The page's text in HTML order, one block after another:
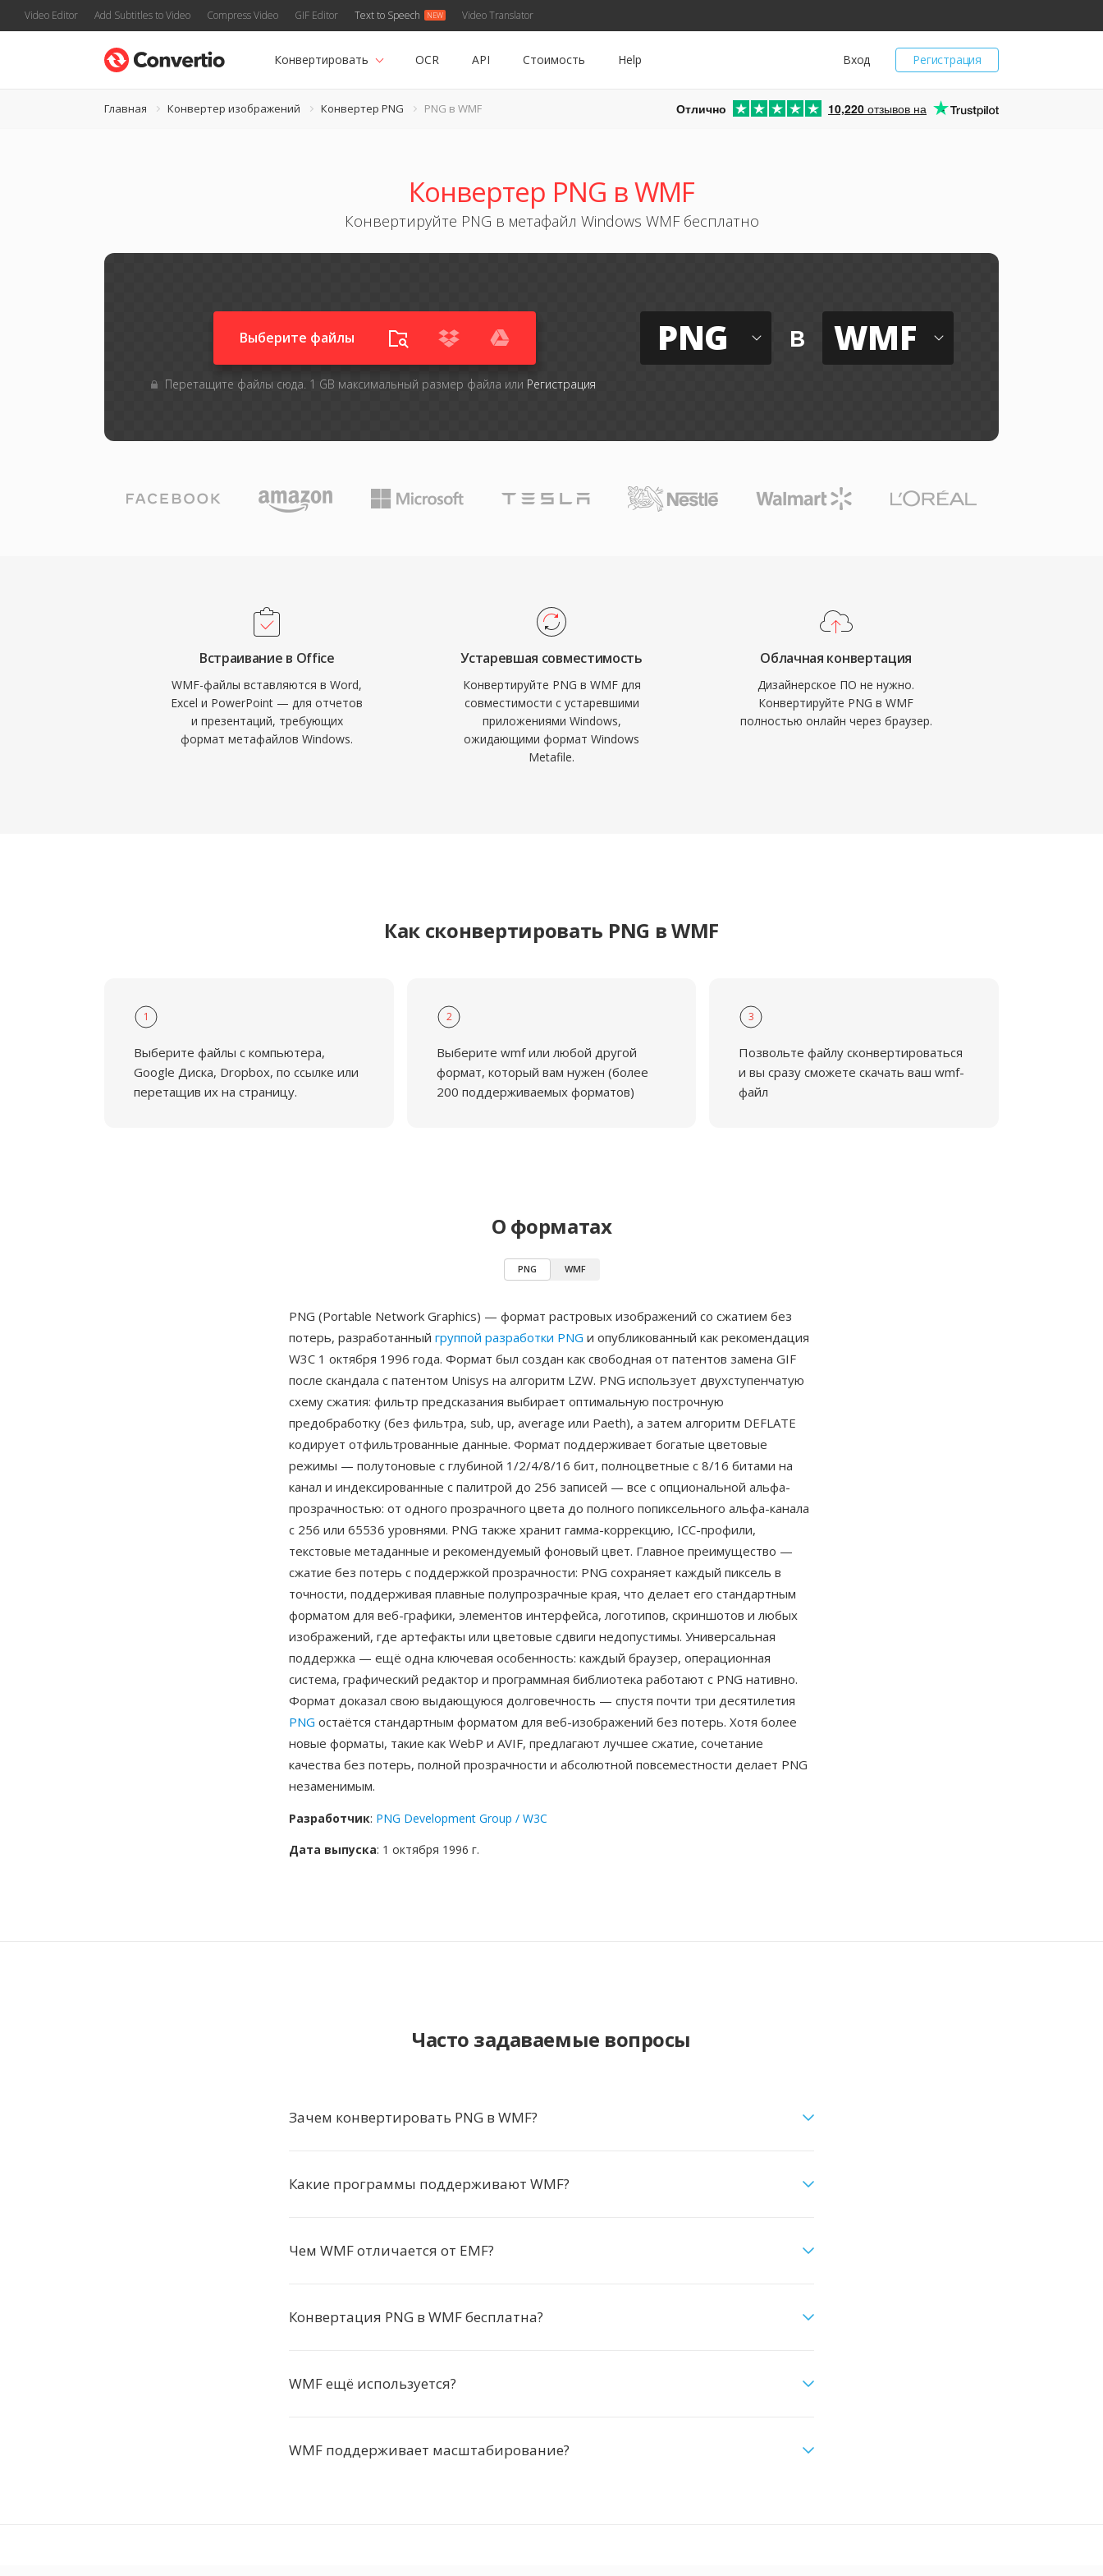
Video Editor Add Subtitles to Video Compress Video GIF Editor Text to Speech Video Translator
Регистрация
Вход
Конвертировать OCR API Стоимость Help
Главная Конвертер изображений Конвертер PNG PNG в WMF Отлично 10,220 отзывов на
Конвертер PNG в WMF
Конвертируйте PNG в метафайл Windows WMF бесплатно
Выберите файлы
Перетащите файлы сюда. 1 GB максимальный размер файла или Регистрация
PNG в WMF
Встраивание в Office
WMF-файлы вставляются в Word,
Excel и PowerPoint — для отчетов
и презентаций, требующих
формат метафайлов Windows.
Устаревшая совместимость
Конвертируйте PNG в WMF для
совместимости с устаревшими
приложениями Windows,
ожидающими формат Windows
Metafile.
Облачная конвертация
Дизайнерское ПО не нужно.
Конвертируйте PNG в WMF
полностью онлайн через браузер.
Как сконвертировать PNG в WMF
1
Выберите файлы с компьютера,
Google Диска, Dropbox, по ссылке или
перетащив их на страницу.
2
Выберите wmf или любой другой
формат, который вам нужен (более
200 поддерживаемых форматов)
3
Позвольте файлу сконвертироваться
и вы сразу сможете скачать ваш wmf-
файл
О форматах
PNG WMF
PNG (Portable Network Graphics) — формат растровых изображений со сжатием без
потерь, разработанный группой разработки PNG и опубликованный как рекомендация
W3C 1 октября 1996 года. Формат был создан как свободная от патентов замена GIF
после скандала с патентом Unisys на алгоритм LZW. PNG использует двухступенчатую
схему сжатия: фильтр предсказания выбирает оптимальную построчную
предобработку (без фильтра, sub, up, average или Paeth), а затем алгоритм DEFLATE
кодирует отфильтрованные данные. Формат поддерживает богатые цветовые
режимы — полутоновые с глубиной 1/2/4/8/16 бит, полноцветные с 8/16 битами на
канал и индексированные с палитрой до 256 записей — все с опциональной альфа-
прозрачностью: от одного прозрачного цвета до полного попиксельного альфа-канала
с 256 или 65536 уровнями. PNG также хранит гамма-коррекцию, ICC-профили,
текстовые метаданные и рекомендуемый фоновый цвет. Главное преимущество —
сжатие без потерь с поддержкой прозрачности: PNG сохраняет каждый пиксель в
точности, поддерживая плавные полупрозрачные края, что делает его стандартным
форматом для веб-графики, элементов интерфейса, логотипов, скриншотов и любых
изображений, где артефакты или цветовые сдвиги недопустимы. Универсальная
поддержка — ещё одна ключевая особенность: каждый браузер, операционная
система, графический редактор и программная библиотека работают с PNG нативно.
Формат доказал свою выдающуюся долговечность — спустя почти три десятилетия
PNG остаётся стандартным форматом для веб-изображений без потерь. Хотя более
новые форматы, такие как WebP и AVIF, предлагают лучшее сжатие, сочетание
качества без потерь, полной прозрачности и абсолютной повсеместности делает PNG
незаменимым.
Разработчик: PNG Development Group / W3C
Дата выпуска: 1 октября 1996 г.
Часто задаваемые вопросы
Зачем конвертировать PNG в WMF?
Какие программы поддерживают WMF?
Чем WMF отличается от EMF?
Конвертация PNG в WMF бесплатна?
WMF ещё используется?
WMF поддерживает масштабирование?